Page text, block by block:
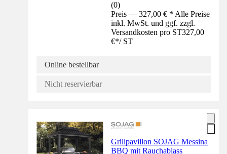
(0)
Preis — 327,00 € * Alle Preise
inkl. MwSt. und ggf. zzgl.
Versandkosten pro ST327,00
€*/ ST
Online bestellbar
Nicht reservierbar
Grillpavillon SOJAG Messina
BBQ mit Rauchablass